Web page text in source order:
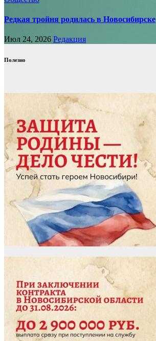
Редкая тройня родилась в Новосибирске
Июл 24, 2026 Редакция
Полезно